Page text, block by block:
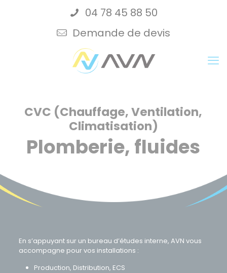
04 78 45 88 50
Demande de devis
CVC (Chauffage, Ventilation,
Climatisation)
Plomberie, fluides
En s’appuyant sur un bureau d’études interne, AVN vous
accompagne pour vos installations :
Production, Distribution, ECS